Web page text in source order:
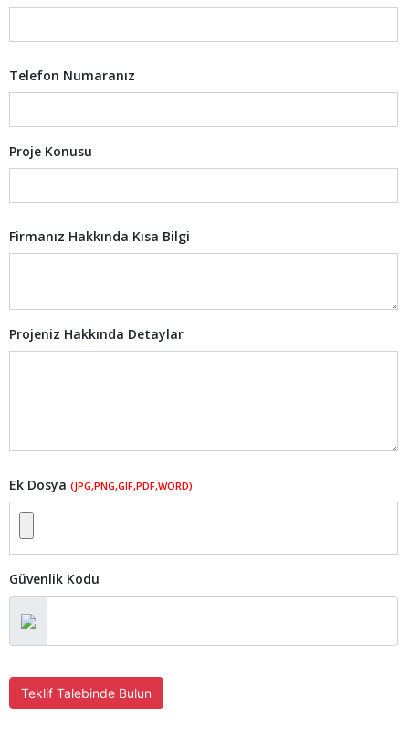
Telefon Numaranız
Proje Konusu
Firmanız Hakkında Kısa Bilgi
Projeniz Hakkında Detaylar
Ek Dosya (JPG,PNG,GIF,PDF,WORD)
Güvenlik Kodu
Teklif Talebinde Bulun